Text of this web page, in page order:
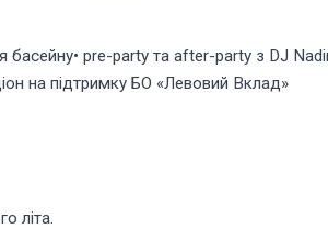
басейну• pre-party та after-party з DJ
на підтримку БО «Левовий Вклад»
літа.